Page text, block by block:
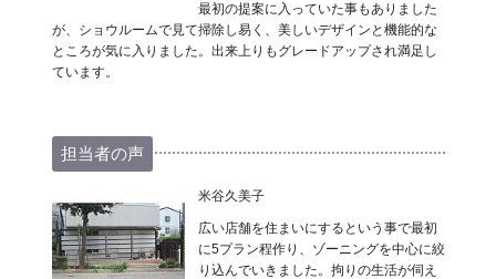
最初の提案に入っていた事もありました
が、ショウルームで見て掃除し易く、美しいデザインと機能的な
ところが気に入りました。出来上りもグレードアップされ満足し
ています。
担当者の声
米谷久美子
広い店舗を住まいにするという事で最初
に5プラン程作り、ゾーニングを中心に絞
り込んでいきました。拘りの生活が伺え